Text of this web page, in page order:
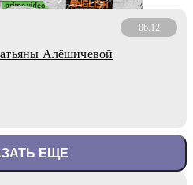
06.12
Алёшичевой
ЕЩЕ